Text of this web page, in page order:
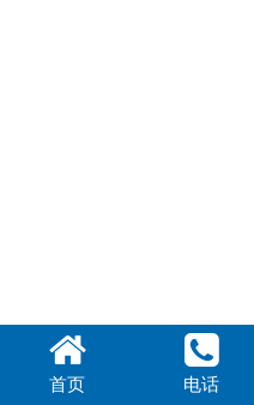
首页 电话